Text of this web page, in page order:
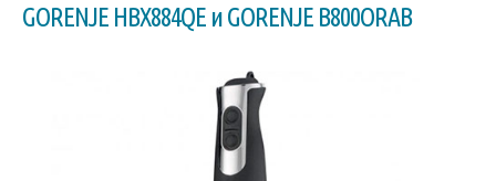
GORENJE HBX884QE и GORENJE B800ORAB